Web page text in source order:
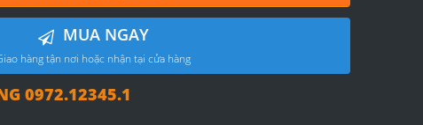
MUA NGAY
hàng tận nơi hoặc nhận tại cửa hàng
0972.12345.1